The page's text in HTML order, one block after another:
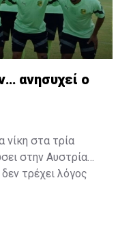
ανησυχεί ο
νίκη στα τρία
στην Αυστρία
τρέχει λόγος